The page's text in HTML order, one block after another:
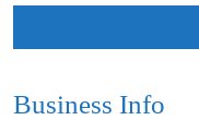
Business Info